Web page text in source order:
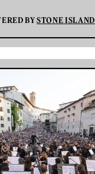
BYSTONE ISLAND